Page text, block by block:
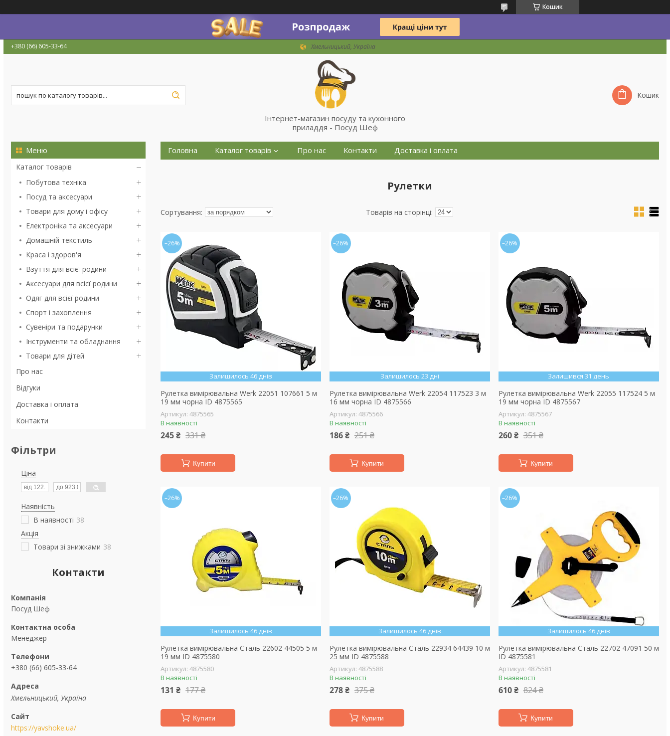
Кошик
+380 (66) 605-33-64 Хмельницький, Україна
Інтернет-магазин посуду та кухонного
приладдя - Посуд Шеф
Кошик
Каталог товарів
Побутова техніка
Посуд та аксесуари
Товари для дому і офісу
Електроніка та аксесуари
Домашній текстиль
Краса і здоров'я
Взуття для всієї родини
Аксесуари для всієї родини
Одяг для всієї родини
Спорт і захоплення
Сувеніри та подарунки
Інструменти та обладнання
Товари для дітей
Про нас
Відгуки
Доставка і оплата
Контакти
Фільтри
Ціна
Наявність
В наявності 38
Акція
Товари зі знижками 38
Контакти
Посуд Шеф
Менеджер
+380 (66) 605-33-64
Хмельницький, Україна
https://yavshoke.ua/
Головна Каталог товарів Про нас Контакти Доставка і оплата
Рулетки
–26%
Залишилось 46 днів
Рулетка вимірювальна Werk 22051 107661 5 м
19 мм чорна ID 4875565
4875565
В наявності
245 ₴ 331 ₴
Купити
–26%
Залишилось 23 дні
Рулетка вимірювальна Werk 22054 117523 3 м
16 мм чорна ID 4875566
4875566
В наявності
186 ₴ 251 ₴
Купити
–26%
Залишився 31 день
Рулетка вимірювальна Werk 22055 117524 5 м
19 мм чорна ID 4875567
4875567
В наявності
260 ₴ 351 ₴
Купити
–26%
Залишилось 46 днів
Рулетка вимірювальна Сталь 22602 44505 5 м
19 мм ID 4875580
4875580
В наявності
131 ₴ 177 ₴
Купити
–26%
Залишилось 46 днів
Рулетка вимірювальна Сталь 22934 64439 10 м
25 мм ID 4875588
4875588
В наявності
278 ₴ 375 ₴
Купити
–26%
Залишилось 46 днів
Рулетка вимірювальна Сталь 22702 47091 50 м
ID 4875581
4875581
В наявності
610 ₴ 824 ₴
Купити